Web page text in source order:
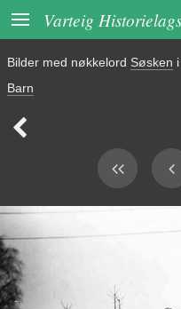
 Varteig
Bilder med nøkkelord Søsken
Barn
